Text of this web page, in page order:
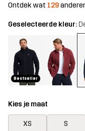
Ontdek wat 129
Geselecteerde kleur:
Bestseller
Kies je maat
XS S